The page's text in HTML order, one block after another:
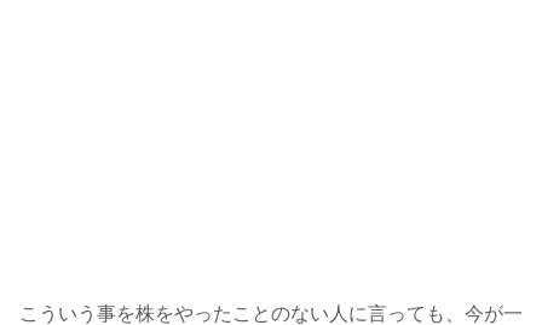
こういう事を株をやったことのない人に言っても、今が一